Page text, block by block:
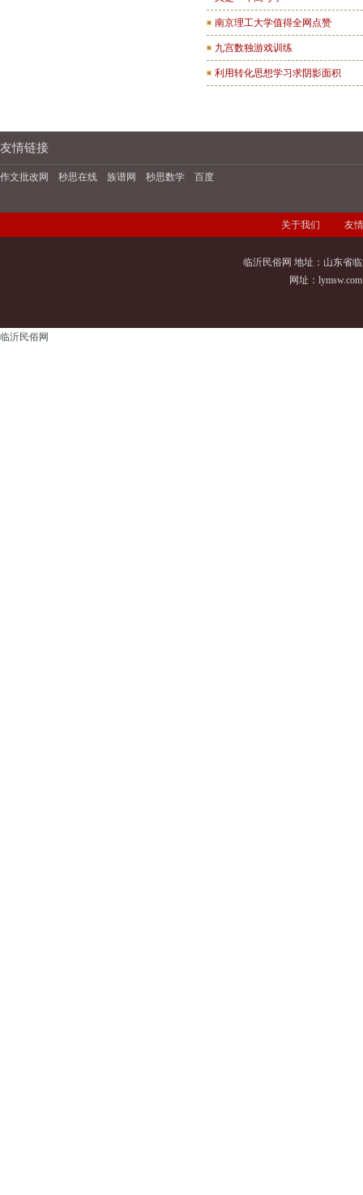
南京理工大学值得全网点赞
九宫数独游戏训练
利用转化思想学习求阴影面积
友情链接
作文批改网 秒思在线 族谱网 秒思数学 百度
关于我们 友
临沂民俗网 地址：山东省
网址： lymsw.com
临沂民俗网